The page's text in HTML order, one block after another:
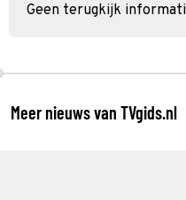
Geen terugkijk
Meer nieuws van TVgids.nl